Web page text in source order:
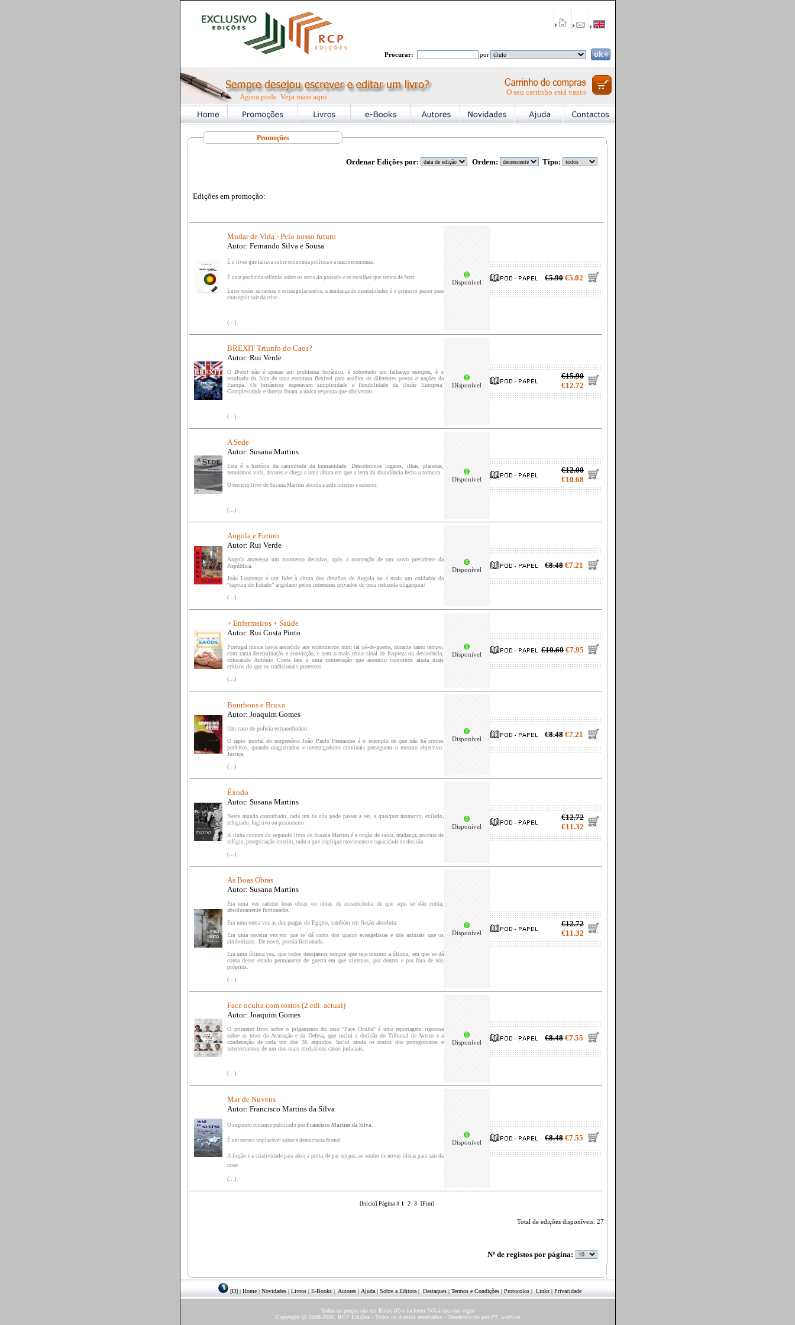
Procurar: por
Agora pode. Veja mais aqui
O seu carrinho está vazio
Promoções
Ordenar Edições por: Ordem: Tipo:
Edições em promoção:
Mudar de Vida - Pelo nosso futuro
Autor: Fernando Silva e Sousa
É o livro que faltava sobre economia política e a macroeconomia.
É uma profunda reflexão sobre os erros do passado e as escolhas que temos de fazer.
Entre todas as causas e estrangulamentos, a mudança de mentalidades é o primeiro passo para
conseguir sair da crise.
(...)
Disponível
€5.90 €5.02
BREXIT Triunfo do Caos?
Autor: Rui Verde
O Brexitnão é apenas um problema britânico, é sobretudo um falhanço europeu, é o
resultado da falta de uma estrutura flexível para acolher os diferentes povos e nações da
Europa. Os britânicos esperavam simplicidade e flexibilidade da União Europeia.
Complexidade e dureza foram a única resposta que obtiveram.
(...)
Disponível
€15.90
€12.72
A Sede
Autor: Susana Martins
Esta é a história da caminhada da humanidade. Descobrimos lugares, ilhas, planetas,
semeamos vida, árvores e chega a uma altura em que a terra da abundância fecha a torneira.
O terceiro livro de Susana Martins aborda a sede interior e exterior.
(...)
Disponível
€12.00
€10.68
Angola e Futuro
Autor: Rui Verde
Angola atravessa um momento decisivo, após a nomeação de um novo presidente da
República.
João Lourenço é um líder à altura dos desafios de Angola ou é mais um cuidador da
“captura do Estado” angolano pelos interesses privados de uma reduzida oligarquia?
(...)
Disponível
€8.48 €7.21
+ Enfermeiros + Saúde
Autor: Rui Costa Pinto
Portugal nunca havia assistido aos enfermeiros num tal pé-de-guerra, durante tanto tempo,
com tanta determinação e convicção, e sem o mais ténue sinal de fraqueza ou desistência,
colocando António Costa face a uma contestação que assumiu contornos ainda mais
críticos do que os tradicionais protestos.
(...)
Disponível
€10.60 €7.95
Bourbons e Bruxo
Autor: Joaquim Gomes
Um caso de polícia extraordinário.
O rapto mortal do empresário João Paulo Fernandes é o exemplo de que não há crimes
perfeitos, quando magistrados e investigadores criminais perseguem o mesmo objectivo:
Justiça.
(...)
Disponível
€8.48 €7.21
Êxodo
Autor: Susana Martins
Neste mundo conturbado, cada um de nós pode passar a ser, a qualquer momento, exilado,
refugiado, fugitivo ou prisioneiro.
A linha comum do segundo livro de Susana Martins é a noção de saída, mudança, procura de
refúgio, peregrinação interior, tudo o que implique movimento e capacidade de decisão.
(...)
Disponível
€12.72
€11.32
As Boas Obras
Autor: Susana Martins
Era uma vez catorze boas obras ou obras de misericórdia de que aqui se dão conta,
absolutamente ficcionadas.
Era uma outra vez as dez pragas do Egipto, também em ficção absoluta.
Era uma terceira vez em que se dá conta dos quatro evangelistas e dos animais que os
simbolizam. De novo, poesia ficcionada.
Era uma última vez, que todos desejamos sempre que seja mesmo a última, em que se dá
conta desse estado permanente de guerra em que vivemos, por dentro e por fora de nós
próprios.
(...)
Disponível
€12.72
€11.32
Face oculta com rostos (2 edi. actual)
Autor: Joaquim Gomes
O primeiro livro sobre o julgamento do caso "Face Oculta" é uma reportagem rigorosa
sobre as teses da Acusação e da Defesa, que inclui a decisão do Tribunal de Aveiro e a
condenação de cada um dos 36 arguidos. Inclui ainda os rostos dos protagonistas e
intervenientes de um dos mais mediáticos casos judiciais.
(...)
Disponível
€8.48 €7.55
Mar de Nuvens
Autor: Francisco Martins da Silva
O segundo romance publicado por Francisco Martins da Silva.
É um retrato implacável sobre a democracia formal.
A ficção e a criatividade para abrir a porta, de par em par, ao sonho de novas ideias para sair da
crise.
(...)
Disponível
€8.48 €7.55
[Início] Página # 1 2 3 [Fim]
Total de edições disponíveis: 27
Nº de registos por página:
[D] | Home | Novidades | Livros | E-Books | Autores | Ajuda | Sobre a Editora | Destaques | Termos e Condições | Protocolos | Links | Privacidade
Todos os preços são em Euros (€) e incluem IVA à taxa em vigor
Copyright @ 2008-2026, RCP Edições - Todos os direitos reservados - Desenvolvido por PT_webSite